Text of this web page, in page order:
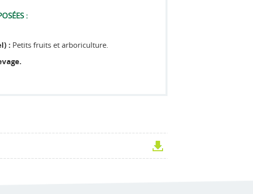
:
: Petits fruits et arboriculture.